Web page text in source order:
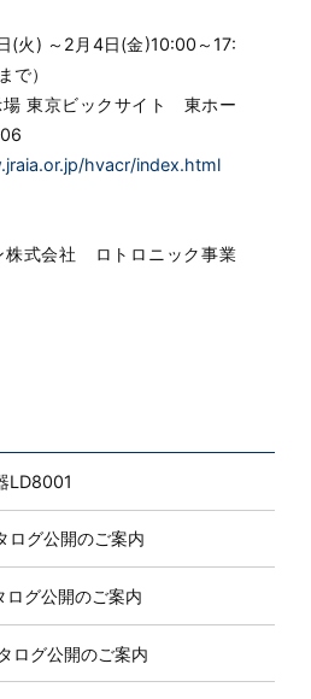
(火) ～2月4日(金)10:00～17:
で）
場 東京ビックサイト 東ホー
hvacr/index.html
株式会社 ロトロニック事業
LD8001
ログ公開のご案内
ログ公開のご案内
ログ公開のご案内